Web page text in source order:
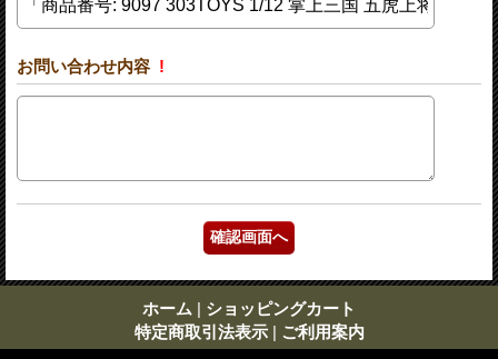
お問い合わせ内容 !
ホーム | ショッピングカート
特定商取引法表示 | ご利用案内